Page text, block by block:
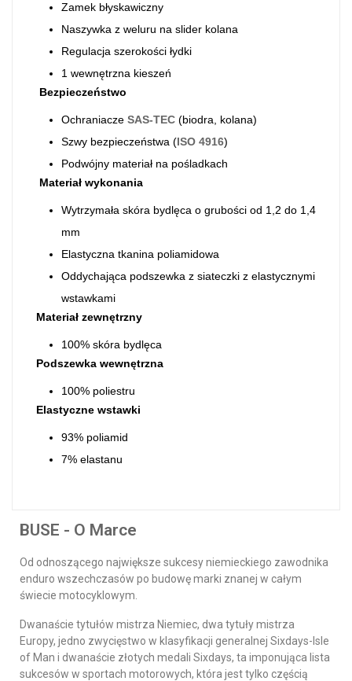
Zamek błyskawiczny
Naszywka z weluru na slider kolana
Regulacja szerokości łydki
1 wewnętrzna kieszeń
Bezpieczeństwo
Ochraniacze SAS-TEC (biodra, kolana)
Szwy bezpieczeństwa (ISO 4916)
Podwójny materiał na pośladkach
Materiał wykonania
Wytrzymała skóra bydlęca o grubości od 1,2 do 1,4
mm
Elastyczna tkanina poliamidowa
Oddychająca podszewka z siateczki z elastycznymi
wstawkami
Materiał zewnętrzny
100% skóra bydlęca
Podszewka wewnętrzna
100% poliestru
Elastyczne wstawki
93% poliamid
7% elastanu
BUSE - O Marce
Od odnoszącego największe sukcesy niemieckiego zawodnika
enduro wszechczasów po budowę marki znanej w całym
świecie motocyklowym.
Dwanaście tytułów mistrza Niemiec, dwa tytuły mistrza
Europy, jedno zwycięstwo w klasyfikacji generalnej Sixdays-Isle
of Man i dwanaście złotych medali Sixdays, ta imponująca lista
sukcesów w sportach motorowych, która jest tylko częścią